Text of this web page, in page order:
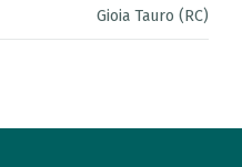
Gioia Tauro (RC)